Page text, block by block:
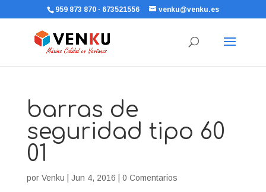
959 873 870 · 673521556 venku@venku.es
barras de
seguridad tipo 60
01
por Venku Jun 4, 2016 0 Comentarios